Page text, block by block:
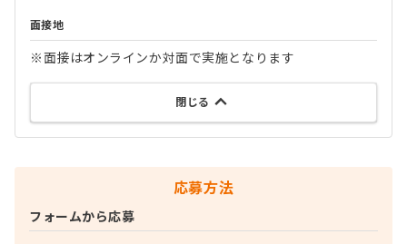
面接地
※面接はオンラインか対面で実施となります
閉じる
応募方法
フォームから応募